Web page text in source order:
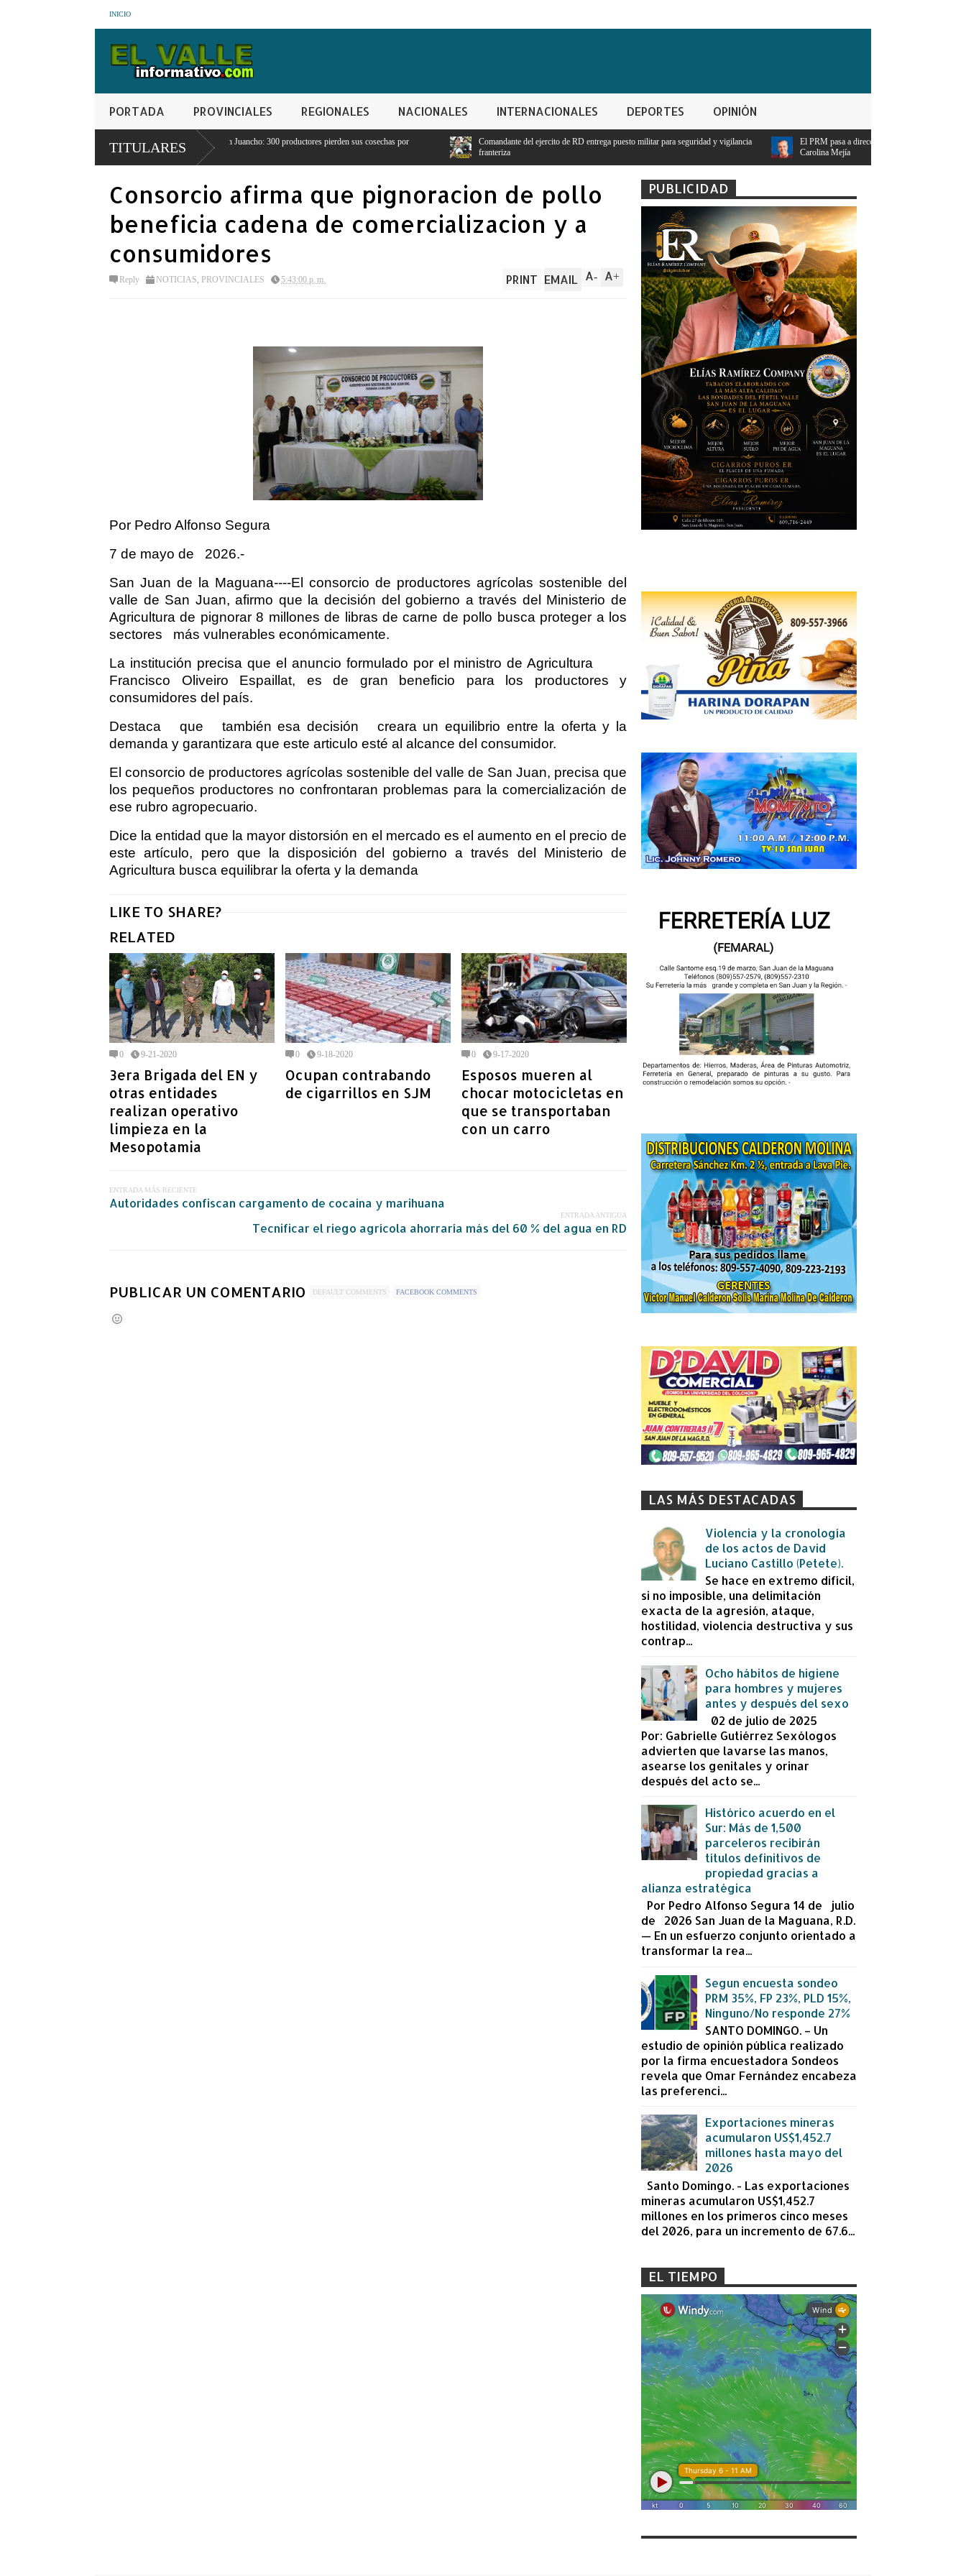
INICIO
PORTADA PROVINCIALES REGIONALES NACIONALES INTERNACIONALES DEPORTES OPINIÓN
TITULARES
Crisis agrícola en Juancho: 300 productores pierden sus cosechas por
escasez de agua
Comandante del ejercito de RD entrega puesto militar para seguridad y vigilancia
El PRM pasa a dirección tripartita masculina y deja atrás el liderazgo femenino
Consorcio afirma que pignoracion de pollo
beneficia cadena de comercializacion y a
consumidores
Reply NOTICIAS, PROVINCIALES 5:43:00 p. m. A+
A-
PRINT EMAIL
Por Pedro Alfonso Segura
7 de mayo de
2026.-
San Juan de la Maguana----El consorcio de productores agrícolas sostenible del
valle de San Juan, afirmo que la decisión del gobierno a través del Ministerio de
Agricultura de pignorar 8 millones de libras de carne de pollo busca proteger a los
sectores
más vulnerables económicamente.
La institución precisa que el anuncio formulado por el ministro de Agricultura
Francisco Oliveiro Espaillat, es de gran beneficio para los productores y
consumidores del país.
Destaca
que también esa decisión
creara un equilibrio entre la oferta y la
demanda y garantizara que este articulo esté al alcance del consumidor.
El consorcio de productores agrícolas sostenible del valle de San Juan, precisa que
los pequeños productores no confrontaran problemas para la comercialización de
ese rubro agropecuario.
Dice la entidad que la mayor distorsión en el mercado es el aumento en el precio de
este artículo, pero que la disposición del gobierno a través del Ministerio de
Agricultura busca equilibrar la oferta y la demanda
LIKE TO SHARE?
RELATED
0 9-21-2020
3era Brigada del EN y
otras entidades
realizan operativo
limpieza en la
Mesopotamia
0 9-18-2020
Ocupan contrabando
de cigarrillos en SJM
0 9-17-2020
Esposos mueren al
chocar motocicletas en
que se transportaban
con un carro
ENTRADA MÁS RECIENTE
Autoridades confiscan cargamento de cocaina y marihuana
ENTRADA ANTIGUA
Tecnificar el riego agrícola ahorraría más del 60 % del agua en RD
PUBLICAR UN COMENTARIO DEFAULT COMMENTS FACEBOOK COMMENTS
PUBLICIDAD
LAS MÁS DESTACADAS
Violencia y la cronología
de los actos de David
Luciano Castillo (Petete).
Se hace en extremo difícil,
si no imposible, una delimitación
exacta de la agresión, ataque,
hostilidad, violencia destructiva y sus
contrap...
Ocho hábitos de higiene
para hombres y mujeres
antes y después del sexo
02 de julio de 2025
Por: Gabrielle Gutiérrez Sexólogos
advierten que lavarse las manos,
asearse los genitales y orinar
después del acto se...
Histórico acuerdo en el
Sur: Más de 1,500
parceleros recibirán
títulos definitivos de
propiedad gracias a
alianza estratégica
Por Pedro Alfonso Segura 14 de julio
de 2026 San Juan de la Maguana, R.D.
— En un esfuerzo conjunto orientado a
transformar la rea...
Segun encuesta sondeo
PRM 35%, FP 23%, PLD 15%,
Ninguno/No responde 27%
SANTO DOMINGO. – Un
estudio de opinión pública realizado
por la firma encuestadora Sondeos
revela que Omar Fernández encabeza
las preferenci...
Exportaciones mineras
acumularon US$1,452.7
millones hasta mayo del
2026
Santo Domingo. - Las exportaciones
mineras acumularon US$1,452.7
millones en los primeros cinco meses
del 2026, para un incremento de 67.6...
EL TIEMPO